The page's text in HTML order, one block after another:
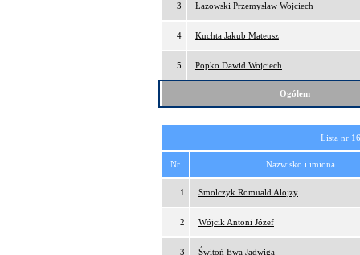
3 Łazowski Przemysław Wojciech
4 Kuchta Jakub Mateusz
5 Popko Dawid Wojciech
Ogółem
Lista nr
Nr Nazwisko i imiona
1 Smolczyk Romuald Alojzy
2 Wójcik Antoni Józef
3 Świtoń Ewa Jadwiga